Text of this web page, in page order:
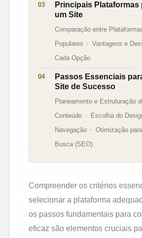
Principais Plataformas
um Site
Comparação entre
Populares
Vantagens e
Cada Opção
Passos Essenciais
Site de Sucesso
Planeamento e Estruturação
Conteúdo
Escolha do
Navegação
Otimização
Busca (SEO)
Compreender os critérios
selecionar a plataforma
os passos fundamentais para
eficaz são elementos cruciais